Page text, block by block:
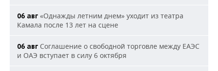
06 авг «Однажды летним днем» уходит из театра
Камала после 13 лет на сцене
06 авг Соглашение о свободной торговле между ЕАЭС
и ОАЭ вступает в силу 6 октября